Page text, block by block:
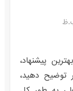
پیشنهاد،
توضیح دهید،